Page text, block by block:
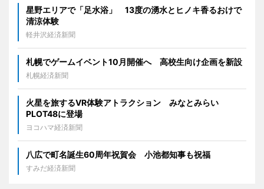
星野エリアで「足水浴」 13度の湧水とヒノキ香るおけで
清涼体験
軽井沢経済新聞
札幌でゲームイベント10月開催へ 高校生向け企画を新設
札幌経済新聞
火星を旅するVR体験アトラクション みなとみらい
PLOT48に登場
ヨコハマ経済新聞
八広で町名誕生60周年祝賀会 小池都知事も祝福
すみだ経済新聞